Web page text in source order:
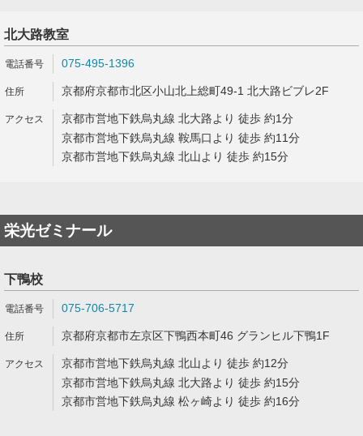
北大路教室
075-495-1396
京都府京都市北区小山北上総町49-1 北大路ビブレ2F
京都市営地下鉄烏丸線 北大路より 徒歩 約1分
京都市営地下鉄烏丸線 鞍馬口より 徒歩 約11分
京都市営地下鉄烏丸線 北山より 徒歩 約15分
栄光ゼミナール
下鴨校
075-706-5717
京都府京都市左京区下鴨西本町46 グランヒル下鴨1F
京都市営地下鉄烏丸線 北山より 徒歩 約12分
京都市営地下鉄烏丸線 北大路より 徒歩 約15分
京都市営地下鉄烏丸線 松ヶ崎より 徒歩 約16分